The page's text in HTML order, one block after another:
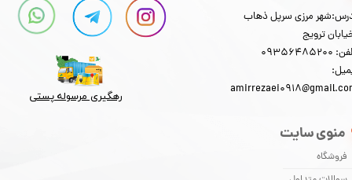
منوی سایت
فروشگاه
مرزی سرپل ذهاب
ترویج
رهگیری مرسوله پستی​​​​​​​